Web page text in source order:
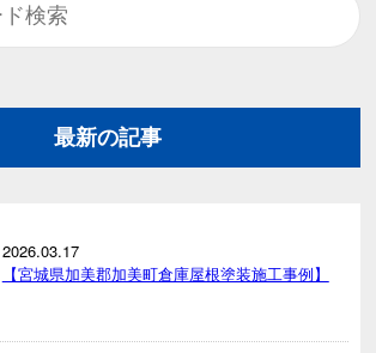
最新の記事
2026.03.17
【宮城県加美郡加美町倉庫屋根塗装施工事例】